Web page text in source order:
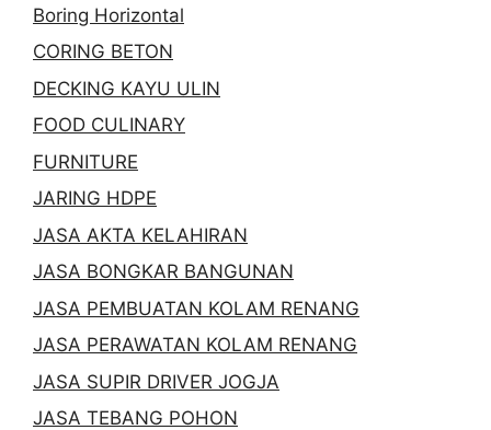
Boring Horizontal
CORING BETON
DECKING KAYU ULIN
FOOD CULINARY
FURNITURE
JARING HDPE
JASA AKTA KELAHIRAN
JASA BONGKAR BANGUNAN
JASA PEMBUATAN KOLAM RENANG
JASA PERAWATAN KOLAM RENANG
JASA SUPIR DRIVER JOGJA
JASA TEBANG POHON